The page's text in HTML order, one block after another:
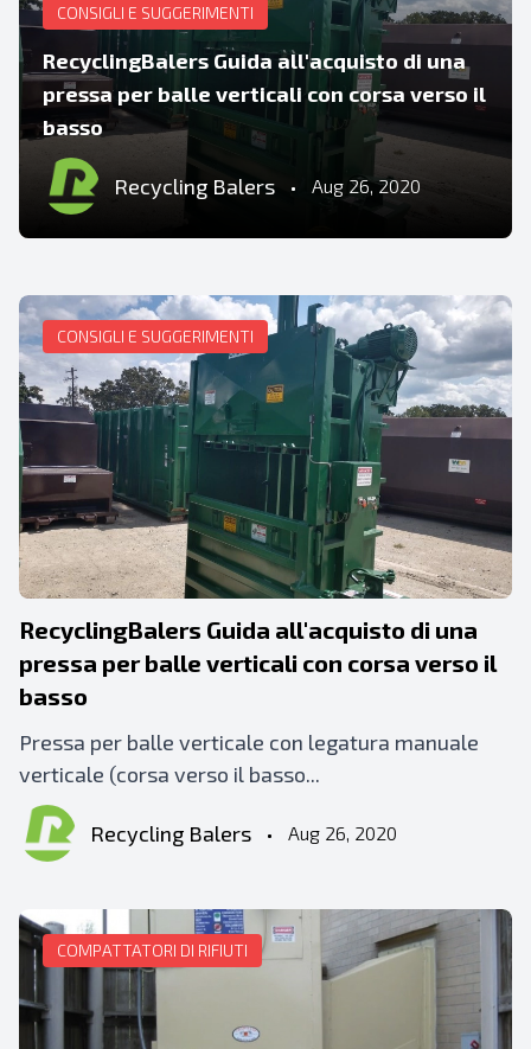
CONSIGLI E SUGGERIMENTI
RecyclingBalers Guida all'acquisto di una
pressa per balle verticali con corsa verso il
basso
Recycling Balers • Aug 26, 2020
CONSIGLI E SUGGERIMENTI
RecyclingBalers Guida all'acquisto di una
pressa per balle verticali con corsa verso il
basso
Pressa per balle verticale con legatura manuale
verticale (corsa verso il basso...
Recycling Balers • Aug 26, 2020
COMPATTATORI DI RIFIUTI